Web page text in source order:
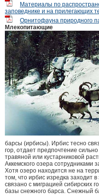
Материалы по
заповеднике и на прилегающих
Орнитофауна природного
Млекопитающие
барсы (ирбисы). Ирбис тесно
гор, отдает предпочтение
травяной или кустарниковой
Аккемского озера
Хотя озеро находится не на
том, что ирбис изредка заходит
связано с миграцией сибирских
базы снежного барса. Снежный